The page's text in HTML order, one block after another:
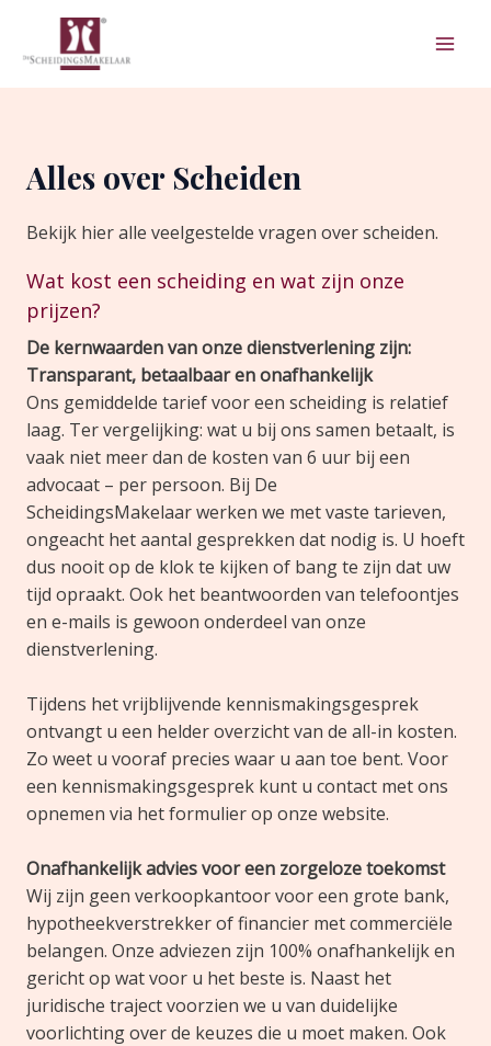
inhoud
Alles over Scheiden
Bekijk hier alle veelgestelde vragen over scheiden.
Wat kost een scheiding en wat zijn onze
prijzen?
De kernwaarden van onze dienstverlening zijn:
Transparant, betaalbaar en onafhankelijk
Ons gemiddelde tarief voor een scheiding is relatief
laag. Ter vergelijking: wat u bij ons samen betaalt, is
vaak niet meer dan de kosten van 6 uur bij een
advocaat – per persoon. Bij De
ScheidingsMakelaar werken we met vaste tarieven,
ongeacht het aantal gesprekken dat nodig is. U hoeft
dus nooit op de klok te kijken of bang te zijn dat uw
tijd opraakt. Ook het beantwoorden van telefoontjes
en e-mails is gewoon onderdeel van onze
dienstverlening.
Tijdens het vrijblijvende kennismakingsgesprek
ontvangt u een helder overzicht van de all-in kosten.
Zo weet u vooraf precies waar u aan toe bent. Voor
een kennismakingsgesprek kunt u contact met ons
opnemen via het formulier op onze website.
Onafhankelijk advies voor een zorgeloze toekomst
Wij zijn geen verkoopkantoor voor een grote bank,
hypotheekverstrekker of financier met commerciële
belangen. Onze adviezen zijn 100% onafhankelijk en
gericht op wat voor u het beste is. Naast het
juridische traject voorzien we u van duidelijke
voorlichting over de keuzes die u moet maken. Ook